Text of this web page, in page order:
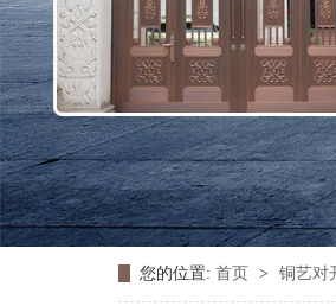
您的位置: 首页 > 铜艺对